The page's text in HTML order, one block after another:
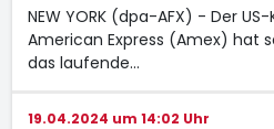
NEW YORK (dpa-AFX) - Der
American Express (Amex) hat
das laufende…
19.04.2024 um 14:02 Uhr